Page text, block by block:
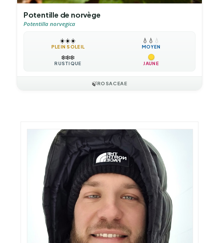
Potentille de norvège
Potentilla norvegica
☀️☀️☀️
PLEIN SOLEIL
💧 💧 💧
MOYEN
❄️❄️❄️
RUSTIQUE JAUNE
🍃ROSACEAE